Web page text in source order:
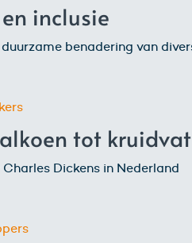
inclusie
benadering van
tot kruidvat
Dickens in Nederland